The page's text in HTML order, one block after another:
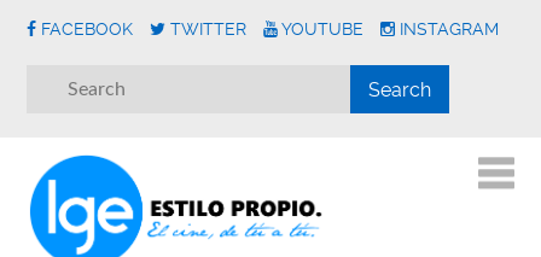
FACEBOOK TWITTER YOUTUBE INSTAGRAM